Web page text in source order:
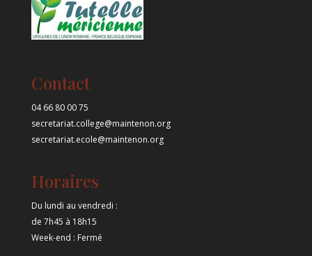
Contact
04 66 80 00 75
secretariat.college@maintenon.org
secretariat.ecole@maintenon.org
Horaires
Du lundi au vendredi :
de 7h45 à 18h15
Week-end : Fermé